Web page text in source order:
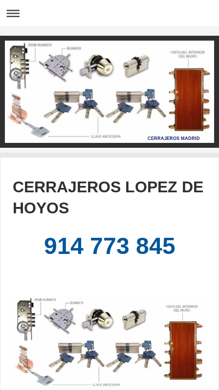
CERRAJEROS MADRID
CERRAJEROS LOPEZ DE
HOYOS
914 773 845